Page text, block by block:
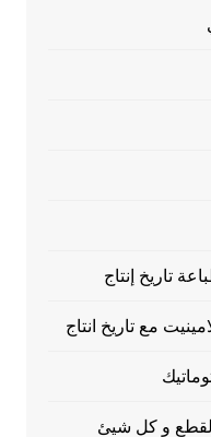
تاريخ إنتاج
مع تاريخ انتاج
القطع و كل شيئ